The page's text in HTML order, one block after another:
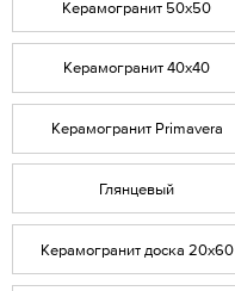
Керамогранит 50х50
Керамогранит 40х40
Керамогранит Primavera
Глянцевый
Керамогранит доска 20х60